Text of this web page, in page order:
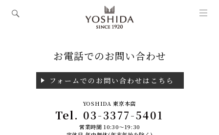
お電話でのお問い合わせ
フォームでのお問い合わせはこちら
YOSHIDA 東京本店
Tel. 03-3377-5401
営業時間 10:30～19:30